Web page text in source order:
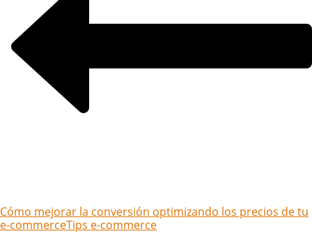
Cómo mejorar la conversión optimizando los precios de tu
e-commerceTips e-commerce